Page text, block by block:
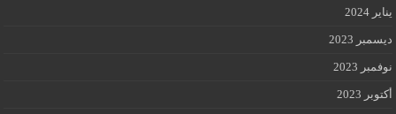
يناير 2024
ديسمبر 2023
نوفمبر 2023
أكتوبر 2023